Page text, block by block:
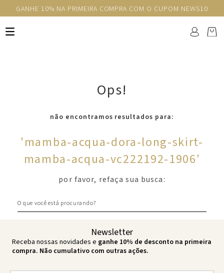
GANHE 10% NA PRIMEIRA COMPRA COM O CUPOM NEWS10
Ops!
não encontramos resultados para:
'mamba-acqua-dora-long-skirt-
mamba-acqua-vc222192-1906'
por favor, refaça sua busca:
Newsletter
Receba nossas novidades e ganhe 10% de desconto na primeira
compra. Não cumulativo com outras ações.